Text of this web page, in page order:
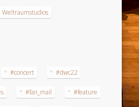
Weltraumstudios
#concert #dwc22
#fan_mail #feature